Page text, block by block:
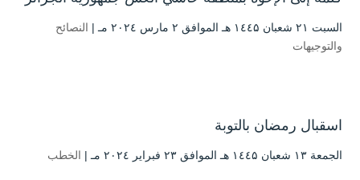
السبت ۲۱ شعبان ۱٤٤۵ هـ الموافق ۲ مارس ۲۰۲٤ مـ |
النصائح
والتوجيهات
اسقبال رمضان بالتوبة
الجمعة ۱۳ شعبان ۱٤٤۵ هـ الموافق ۲۳ فبراير ۲۰۲٤ مـ | الخطب